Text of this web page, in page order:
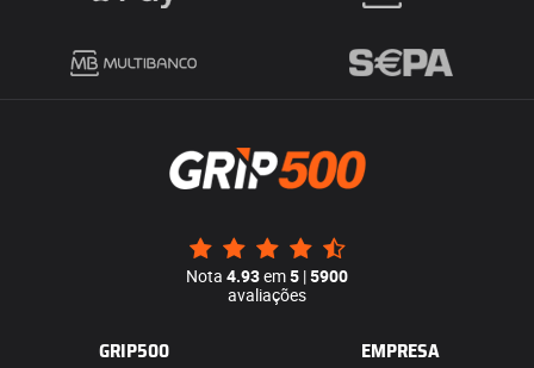
Nota 4.93em5 |5900
avaliações
GRIP500 EMPRESA